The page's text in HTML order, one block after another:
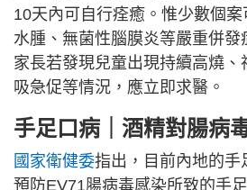
10天內可自行痊癒。惟少數個
水腫、無菌性腦膜炎等嚴重併發
家長若發現兒童出現持續高燒
吸急促等情況，應立即求醫。
手足口病｜酒精對腸病
國家衛健委指出，目前內地的
預防EV71腸病毒感染所致的手